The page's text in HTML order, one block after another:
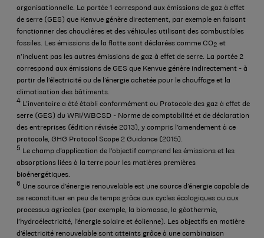
organisationnelle. La portée 1 correspond aux émissions de gaz à effet
de serre (GES) que Kenvue génère directement, par exemple en faisant
fonctionner des chaudières et des véhicules utilisant des combustibles
fossiles. Les émissions de la flotte sont déclarées comme CO2 et
n’incluent pas les autres émissions de gaz à effet de serre. La portée 2
correspond aux émissions de GES que Kenvue génère indirectement - à
partir de l’électricité ou de l’énergie achetée pour le chauffage et la
climatisation des bâtiments.
4 L’inventaire a été établi conformément au Protocole des gaz à effet de
serre (GES) du WRI/WBCSD - Norme de comptabilité et de déclaration
des entreprises (édition révisée 2013), y compris l’amendement à ce
protocole, GHG Protocol Scope 2 Guidance (2015).
5
Le champ d’application de l’objectif comprend les émissions et les
absorptions liées à la terre pour les matières premières
bioénergétiques.
6 Une source d’énergie renouvelable est une source d’énergie capable de
se reconstituer en peu de temps grâce aux cycles écologiques ou aux
processus agricoles (par exemple, la biomasse, la géothermie,
l’hydroélectricité, l’énergie solaire et éolienne). Les objectifs en matière
d’électricité renouvelable sont atteints grâce à une combinaison